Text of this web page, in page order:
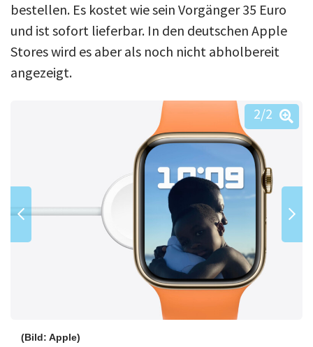
bestellen. Es kostet wie sein Vorgänger 35 Euro
und ist sofort lieferbar. In den deutschen Apple
Stores wird es aber als noch nicht abholbereit
angezeigt.
(Bild: Apple)
2/2